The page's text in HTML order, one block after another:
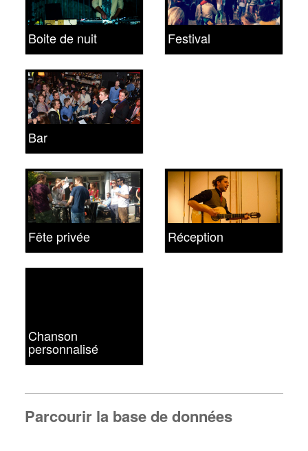
Boite de nuit Festival
Bar
Fête privée Réception
Chanson
personnalisé
Parcourir la base de données